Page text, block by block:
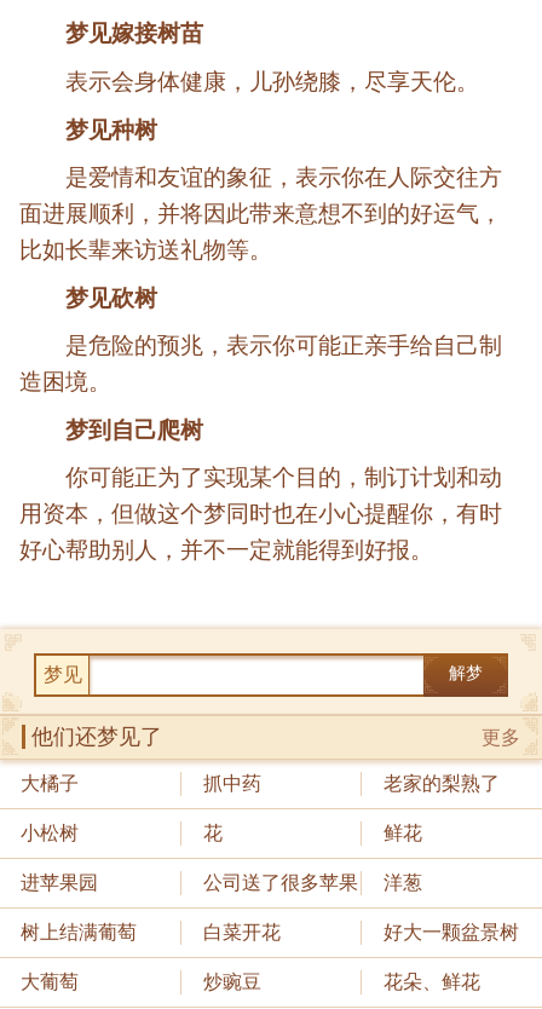
梦见嫁接树苗
表示会身体健康，儿孙绕膝，尽享天伦。
梦见种树
是爱情和友谊的象征，表示你在人际交往方
面进展顺利，并将因此带来意想不到的好运气，
比如长辈来访送礼物等。
梦见砍树
是危险的预兆，表示你可能正亲手给自己制
造困境。
梦到自己爬树
你可能正为了实现某个目的，制订计划和动
用资本，但做这个梦同时也在小心提醒你，有时
好心帮助别人，并不一定就能得到好报。
梦见 解梦
更多
他们还梦见了
大橘子 抓中药 老家的梨熟了
小松树 花 鲜花
进苹果园 公司送了很多苹果 洋葱
树上结满葡萄 白菜开花 好大一颗盆景树
大葡萄 炒豌豆 花朵、鲜花